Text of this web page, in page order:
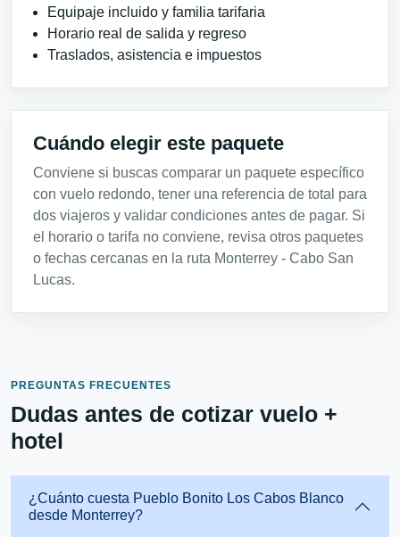
Equipaje incluido y familia tarifaria
Horario real de salida y regreso
Traslados, asistencia e impuestos
Cuándo elegir este paquete
Conviene si buscas comparar un paquete específico
con vuelo redondo, tener una referencia de total para
dos viajeros y validar condiciones antes de pagar. Si
el horario o tarifa no conviene, revisa otros paquetes
o fechas cercanas en la ruta Monterrey - Cabo San
Lucas.
PREGUNTAS FRECUENTES
Dudas antes de cotizar vuelo +
hotel
¿Cuánto cuesta Pueblo Bonito Los Cabos Blanco
desde Monterrey?